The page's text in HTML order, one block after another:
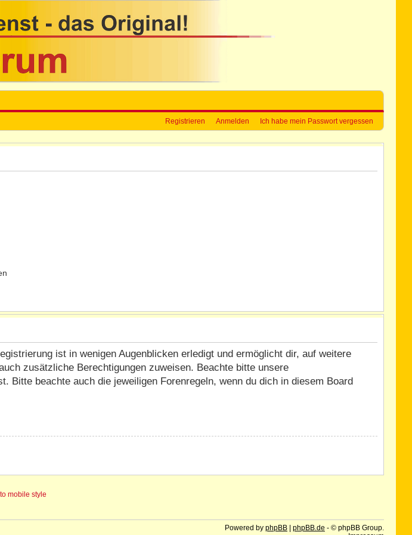
Registrieren Anmelden Ich habe mein Passwort vergessen
ist in wenigen Augenblicken erledigt und ermöglicht dir, auf weitere
zusätzliche Berechtigungen zuweisen. Beachte bitte unsere
Bitte beachte auch die jeweiligen Forenregeln, wenn du dich in diesem Board
mobile style
Powered by phpBB| phpBB.de - © phpBB Group.